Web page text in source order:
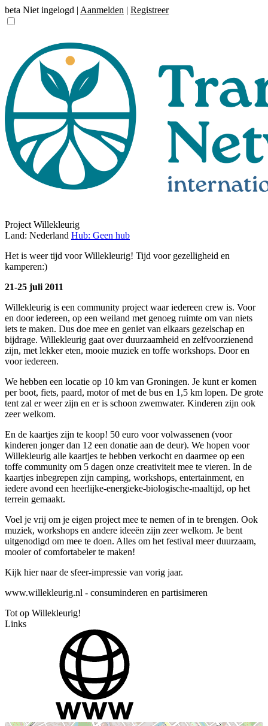
beta Niet ingelogd | Aanmelden | Registreer
Project Willekleurig
Land: Nederland Hub: Geen hub
Het is weer tijd voor Willekleurig! Tijd voor gezelligheid en
kamperen:)
21-25 juli 2011
Willekleurig is een community project waar iedereen crew is. Voor
en door iedereen, op een weiland met genoeg ruimte om van niets
iets te maken. Dus doe mee en geniet van elkaars gezelschap en
bijdrage. Willekleurig gaat over duurzaamheid en zelfvoorzienend
zijn, met lekker eten, mooie muziek en toffe workshops. Door en
voor iedereen.
We hebben een locatie op 10 km van Groningen. Je kunt er komen
per boot, fiets, paard, motor of met de bus en 1,5 km lopen. De grote
tent zal er weer zijn en er is schoon zwemwater. Kinderen zijn ook
zeer welkom.
En de kaartjes zijn te koop! 50 euro voor volwassenen (voor
kinderen jonger dan 12 een donatie aan de deur). We hopen voor
Willekleurig alle kaartjes te hebben verkocht en daarmee op een
toffe community om 5 dagen onze creativiteit mee te vieren. In de
kaartjes inbegrepen zijn camping, workshops, entertainment, en
iedere avond een heerlijke-energieke-biologische-maaltijd, op het
terrein gemaakt.
Voel je vrij om je eigen project mee te nemen of in te brengen. Ook
muziek, workshops en andere ideeën zijn zeer welkom. Je bent
uitgenodigd om mee te doen. Alles om het festival meer duurzaam,
mooier of comfortabeler te maken!
Kijk hier naar de sfeer-impressie van vorig jaar.
www.willekleurig.nl - consuminderen en partisimeren
Tot op Willekleurig!
Links